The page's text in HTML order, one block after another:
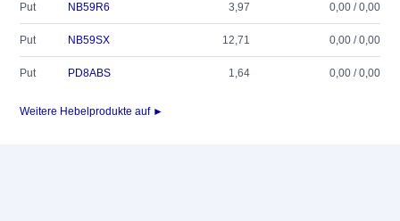
Put NB59R6 3,97 0,00 / 0,00
Put NB59SX 12,71 0,00 / 0,00
Put PD8ABS 1,64 0,00 / 0,00
Weitere Hebelprodukte auf ►